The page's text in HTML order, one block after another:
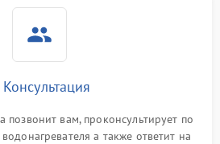
вам, проконсультирует по
а также ответит на